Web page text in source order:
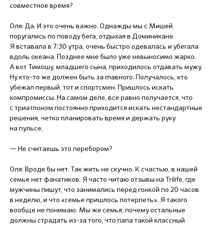
совместное время?
Оля: Да. И это очень важно. Однажды мы с Мишей
поругались по поводу бега, отдыхая в Доминикане.
Я вставала в 7:30 утра, очень быстро одевалась и убегала
вдоль океана. Позднее мне было уже невыносимо жарко.
А вот Тимошу, младшего сына, приходилось отдавать мужу.
Ну кто-то же должен быть за главного. Получалось, кто
убежал первый, тот и спортсмен. Пришлось искать
компромиссы. На самом деле, все равно получается, что
с триатлоном постоянно приходится искать нестандартные
решения, четко планировать время и держать руку
на пульсе.
— Не считаешь это перебором?
Оля: Вроде бы нет. Так жить не скучно. К счастью, в нашей
семье нет фанатиков. Я часто читаю отзывы на Trilife, где
мужчины пишут, что занимались перед гонкой по 20 часов
в неделю, и что «семье пришлось потерпеть». Я такого
вообще не понимаю. Мы же семья, почему остальные
должны страдать из-за того, что папа такой классный